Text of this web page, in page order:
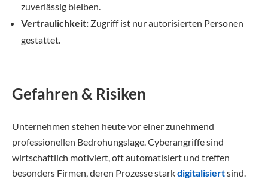
zuverlässig bleiben.
Vertraulichkeit: Zugriff ist nur autorisierten Personen
gestattet.
Gefahren & Risiken
Unternehmen stehen heute vor einer zunehmend
professionellen Bedrohungslage. Cyberangriffe sind
wirtschaftlich motiviert, oft automatisiert und treffen
besonders Firmen, deren Prozesse starkdigitalisiertsind.